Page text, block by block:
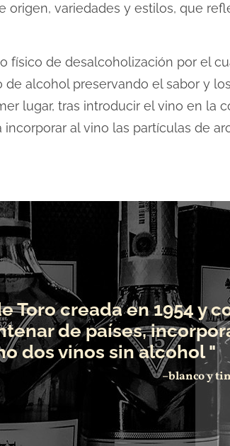
variedades y estilos, que
físico de desalcoholización por el
alcohol preservando el sabor y
lugar, tras introducir el vino en la
al vino las partículas de
Toro creada en 1954 y
de países,
dos vinos sin alcohol "
–blanco y